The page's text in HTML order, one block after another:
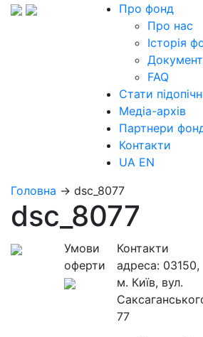
Про фонд
Про нас
Історія
FAQ
Стати
Медіа-архів
Партнери
Контакти
UA EN
Головна → dsc_8077
dsc_8077
Умови
оферти
Контакти
адреса: 03150,
м. Київ, вул.
77